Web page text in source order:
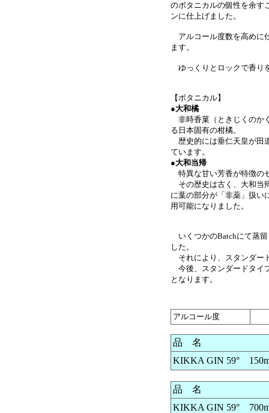
のボタニカルの個性を余す
ンに仕上げました。
アルコール度数を高めに
ます。
ゆっくりとロックで香り
【ボタニカル】
●大和橘
非時香菓（ときじくのか
る日本固有の柑橘。
歴史的には垂仁天皇が田
ています。
●大和当帰
特異な甘い芳香が特徴の
その歴史は古く、大和当
に葉の部分が「非薬」扱い
用可能になりました。
いくつかのBatchにて蒸留
した。
それにより、スタンダー
今後、スタンダードタイ
となります。
アルコール度
品 名
KIKKA GIN 59°
品 名
KIKKA GIN 59°